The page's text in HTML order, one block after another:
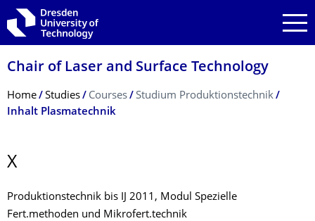
Skip to main navigation
Skip to search
Skip to content
Chair of Laser and Surface Technology
Breadcrumb Menu
Home Studies Courses
Studium Produktionstechnik
Inhalt Plasmatechnik
X
Produktionstechnik bis IJ 2011, Modul Spezielle
Fert.methoden und Mikrofert.technik